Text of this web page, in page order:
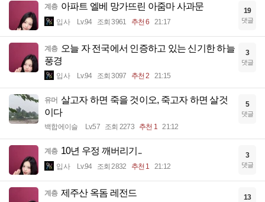
계층 아파트 엘베 망가뜨린 아줌마 사과문
입사 Lv.94 조회 3961 추천 6 21:17
19
댓글
계층 오늘 자 전국에서 인증하고 있는 신기한 하늘
풍경
입사 Lv.94 조회 3097 추천 2 21:15
3
댓글
유머 살고자 하면 죽을 것이오, 죽고자 하면 살것
이다
백합에이슬 Lv.57 조회 2273 추천 1 21:12
5
댓글
계층 10년 우정 깨버리기..
입사 Lv.94 조회 2832 추천 1 21:12
3
댓글
계층 제주산 옥돔 레전드 13